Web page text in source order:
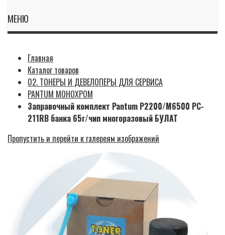
МЕНЮ
Главная
Каталог товаров
02. ТОНЕРЫ И ДЕВЕЛОПЕРЫ ДЛЯ СЕРВИСА
PANTUM МОНОХРОМ
Заправочный комплект Pantum P2200/M6500 PC-
211RB банка 65г/чип многоразовый БУЛАТ
Пропустить и перейти к галереям изображений